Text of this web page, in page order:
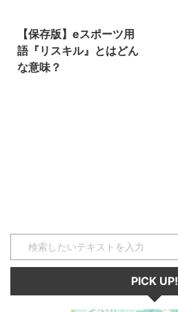
【保存版】eスポーツ用
語『リスキル』とはどん
な意味？
ポーンは「復活」を意味してお
り、一度キルされて復活地点に戻
ったプレイヤーを待ち伏せして、
再びキルすることをリスキルとい
います。FPSゲームやTPSゲーム
では一度キルされて ...
PICK UP!